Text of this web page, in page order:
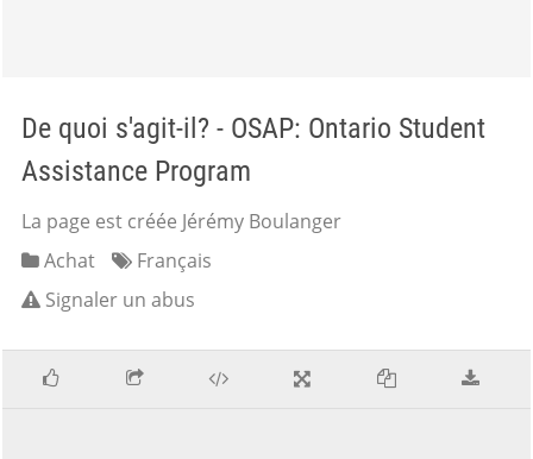
De quoi s'agit-il? - OSAP: Ontario Student
Assistance Program
La page est créée Jérémy Boulanger
Achat
Français
Signaler un abus